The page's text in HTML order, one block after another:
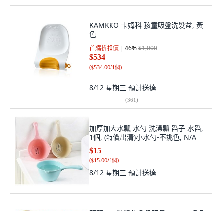
KAMKKO 卡姆科 孩童吸盤洗髮盆, 黃
色
首購折扣價 46%$1,000
$534
($534.00/1個)
8/12 星期三 預計送達
(361)
加厚加大水瓢 水勺 洗澡瓢 舀子 水舀,
1個, (特價出清)小水勺-不挑色, N/A
$15
($15.00/1個)
8/12 星期三 預計送達